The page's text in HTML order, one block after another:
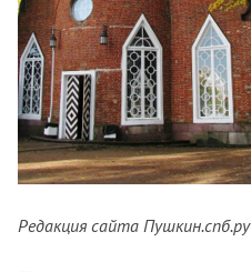
Редакция сайта Пушкин.спб.ру